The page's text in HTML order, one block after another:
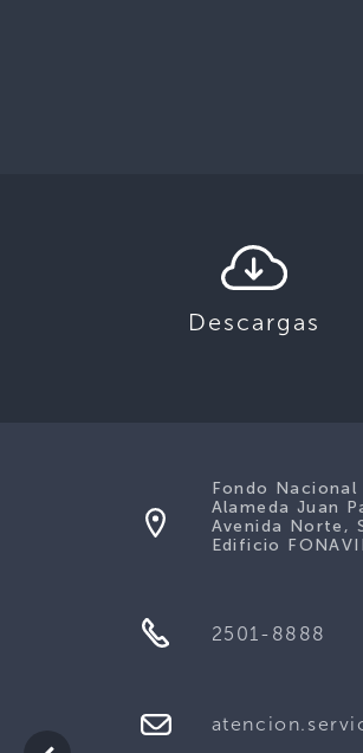
Descargas
Fondo Nacional
Alameda Juan
Avenida Norte,
Edificio
2501-8888